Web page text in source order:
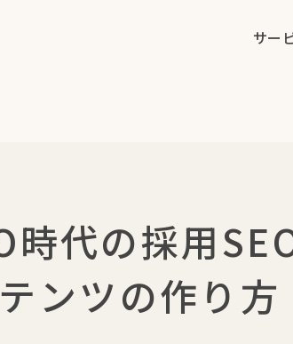
サー
時代の採用
ンツの作り方